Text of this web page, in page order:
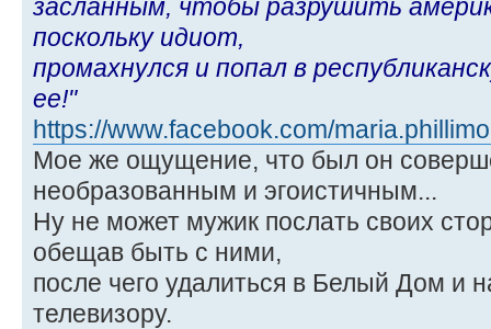
засланным, чтобы разрушить
поскольку идиот,
промахнулся и попал в
ее!"
https://www.facebook.com/
Мое же ощущение, что был он
необразованным и эгоистичным...
Ну не может мужик послать своих
обещав быть с ними,
после чего удалиться в Белый Дом и
телевизору.